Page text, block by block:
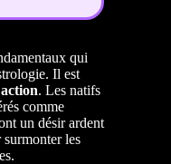
qui
Il est
action. Les natifs
comme
un désir ardent
les